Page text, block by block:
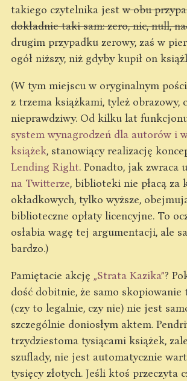
takiego czytelnika jestw obu
dokładnie taki sam: zero, nic, null,
drugim przypadku zerowy, zaś w
ogół niższy, niż gdyby kupił on
(W tym miejscu w oryginalnym
z trzema książkami, tyleż obrazowy,
nieprawdziwy. Od kilku lat
system wynagrodzeń dla autorów i
książek, stanowiący realizację
Lending Right. Ponadto, jak zwraca
na Twitterze, biblioteki nie płacą za
okładkowych, tylko wyższe,
biblioteczne opłaty licencyjne. To
osłabia wagę tej argumentacji, ale
bardzo.)
Pamiętacie akcję „Strata Kazika”?
dość dobitnie, że samo skopiowanie
(czy to legalnie, czy nie) nie jest
szczególnie doniosłym aktem.
trzydziestoma tysiącami książek,
szuflady, nie jest automatycznie
tysięcy złotych. Jeśli ktoś przeczyta